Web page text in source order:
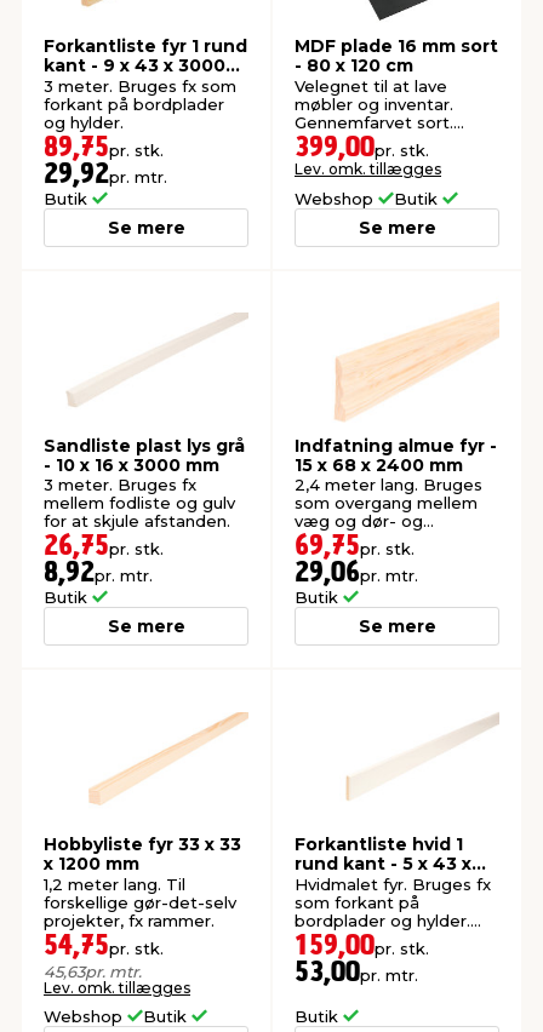
Forkantliste fyr 1 rund
kant - 9 x 43 x 3000
mm
3 meter. Bruges fx som
forkant på bordplader
og hylder.
89,75pr. stk.
29,92pr. mtr.
Butik
Se mere
MDF plade 16 mm sort
- 80 x 120 cm
Velegnet til at lave
møbler og inventar.
Gennemfarvet sort.
Handy størrelse.
399,00pr. stk.
Lev. omk. tillægges
Webshop Butik
Se mere
Sandliste plast lys grå
- 10 x 16 x 3000 mm
3 meter. Bruges fx
mellem fodliste og gulv
for at skjule afstanden.
26,75pr. stk.
8,92pr. mtr.
Butik
Se mere
Indfatning almue fyr -
15 x 68 x 2400 mm
2,4 meter lang. Bruges
som overgang mellem
væg og dør- og
vindueskarme.
69,75pr. stk.
29,06pr. mtr.
Butik
Se mere
Hobbyliste fyr 33 x 33
x 1200 mm
1,2 meter lang. Til
forskellige gør-det-selv
projekter, fx rammer.
54,75pr. stk.
45,63pr. mtr.
Lev. omk. tillægges
Webshop Butik
Forkantliste hvid 1
rund kant - 5 x 43 x
3000 mm
Hvidmalet fyr. Bruges fx
som forkant på
bordplader og hylder.
FSC®-mærket.
159,00pr. stk.
53,00pr. mtr.
Butik